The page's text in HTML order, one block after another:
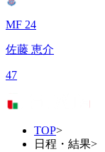
MF 24
佐藤 恵介
47
TOP>
日程・結果>